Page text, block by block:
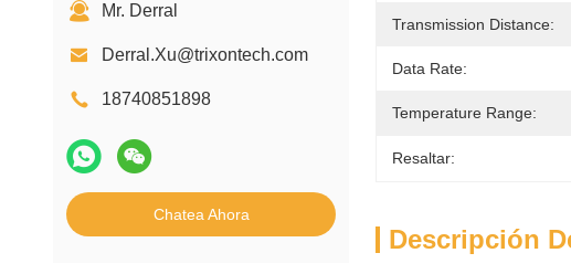
Mr. Derral
Derral.Xu@trixontech.com
18740851898
Chatea Ahora
Transmission Distance:
Data Rate:
Temperature Range:
Resaltar:
Descripción